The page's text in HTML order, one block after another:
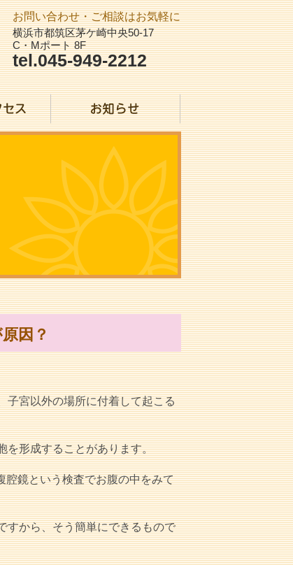
お問い合わせ・ご相談はお気軽に
横浜市都筑区茅ケ崎中央50-17
C・Mポート 8F
tel.045-949-2212
因？
子宮以外の場所に付着して起こる
を形成することがあります。
腔鏡という検査でお腹の中をみて
すから、そう簡単にできるもので